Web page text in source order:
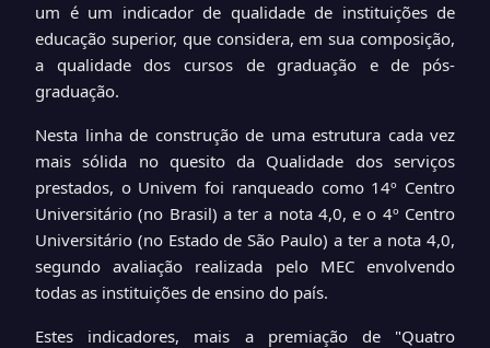
um é um indicador de qualidade de instituições de
educação superior, que considera, em sua composição,
a qualidade dos cursos de graduação e de pós-
graduação.
Nesta linha de construção de uma estrutura cada vez
mais sólida no quesito da Qualidade dos serviços
prestados, o Univem foi ranqueado como 14º Centro
Universitário (no Brasil) a ter a nota 4,0, e o 4º Centro
Universitário (no Estado de São Paulo) a ter a nota 4,0,
segundo avaliação realizada pelo MEC envolvendo
todas as instituições de ensino do país.
Estes indicadores, mais a premiação de "Quatro